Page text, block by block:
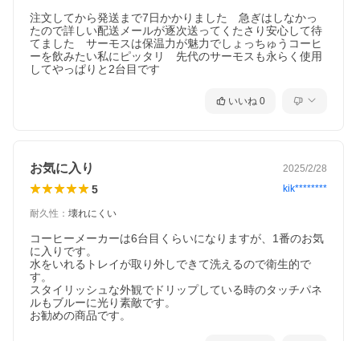
注文してから発送まで7日かかりました　急ぎはしなかっ
たので詳しい配送メールが逐次送ってくたさり安心して待
てました　サーモスは保温力が魅力でしょっちゅうコーヒ
ーを飲みたい私にピッタリ　先代のサーモスも永らく使用
してやっぱりと2台目です
いいね 0
お気に入り 2025/2/28
5 kik********
耐久性 ： 壊れにくい
コーヒーメーカーは6台目くらいになりますが、1番のお気
に入りです。
水をいれるトレイが取り外しできて洗えるので衛生的で
す。
スタイリッシュな外観でドリップしている時のタッチパネ
ルもブルーに光り素敵です。
お勧めの商品です。